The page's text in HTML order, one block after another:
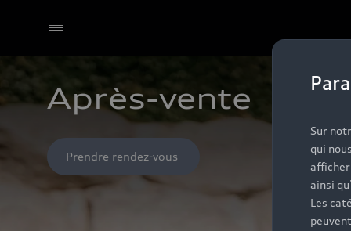
Sur
qui
ainsi
Les
Après-vente
Prendre rendez-vous